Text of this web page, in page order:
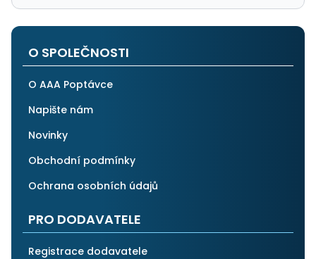
O SPOLEČNOSTI
O AAA Poptávce
Napište nám
Novinky
Obchodní podmínky
Ochrana osobních údajů
PRO DODAVATELE
Registrace dodavatele